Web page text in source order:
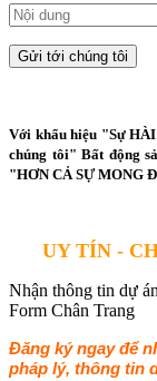
Với khẩu hiệu "Sự
chúng tôi" Bất động
"HƠN CẢ SỰ MONG
UY TÍN -
Nhận thông tin dự án
Form Chân Trang
Đăng ký ngay để
pháp lý, thông tin